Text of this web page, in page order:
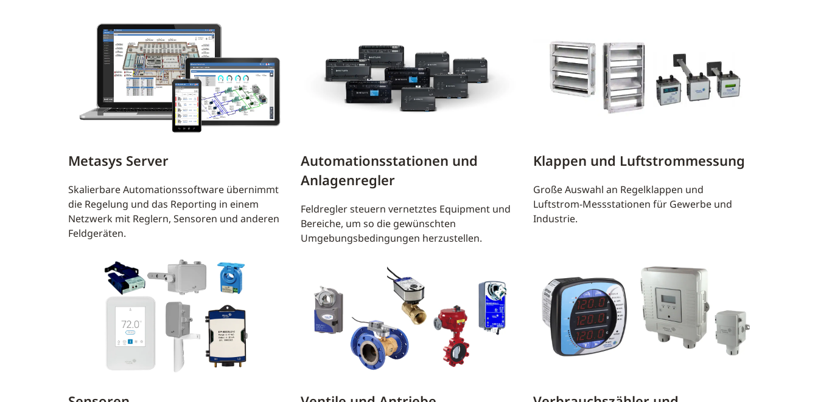
Metasys Server
Skalierbare Automationssoftware übernimmt
die Regelung und das Reporting in einem
Netzwerk mit Reglern, Sensoren und anderen
Feldgeräten.
Automationsstationen und
Anlagenregler
Feldregler steuern vernetztes Equipment und
Bereiche, um so die gewünschten
Umgebungsbedingungen herzustellen.
Klappen und Luftstrommessung
Große Auswahl an Regelklappen und
Luftstrom-Messstationen für Gewerbe und
Industrie.